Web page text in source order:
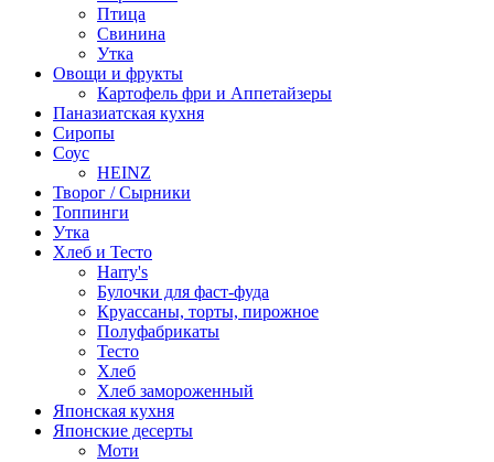
Птица
Свинина
Утка
Овощи и фрукты
Картофель фри и Аппетайзеры
Паназиатская кухня​
Сиропы
Соус
HEINZ
Творог / Сырники
Топпинги
Утка
Хлеб и Тесто
Harry's
Булочки для фаст-фуда
Круассаны, торты, пирожное
Полуфабрикаты
Тесто
Хлеб
Хлеб замороженный
Японская кухня
Японские десерты
Моти